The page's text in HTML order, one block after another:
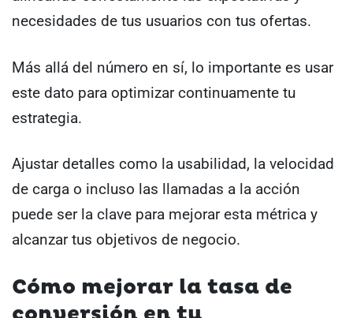
necesidades de tus usuarios con tus ofertas.
Más allá del número en sí, lo importante es usar
este dato para optimizar continuamente tu
estrategia.
Ajustar detalles como la usabilidad, la velocidad
de carga o incluso las llamadas a la acción
puede ser la clave para mejorar esta métrica y
alcanzar tus objetivos de negocio.
Cómo mejorar la tasa de